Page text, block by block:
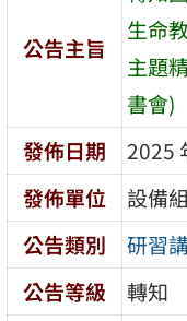
公告主旨
生命
主題
書會)
發佈日期
2025
發佈單位
設備組
公告類別
研習
公告等級
轉知